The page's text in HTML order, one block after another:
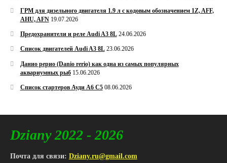
ГРМ для дизельного двигателя 1.9 л с кодовым обозначением 1Z, AFF,
AHU, AFN 19.07.2026
Предохранители и реле Audi A3 8L 24.06.2026
Список двигателей Audi A3 8L 23.06.2026
Данио рерио (Danio rerio) как одна из самых популярных
аквариумных рыб 15.06.2026
Список стартеров Ауди А6 С5 08.06.2026
Dziany 2022 - 2026
Почта для связи: Dziany.ru@gmail.com